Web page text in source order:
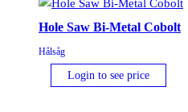
Hole Saw Bi-Metal Cobolt
Hålsåg
Login to see price